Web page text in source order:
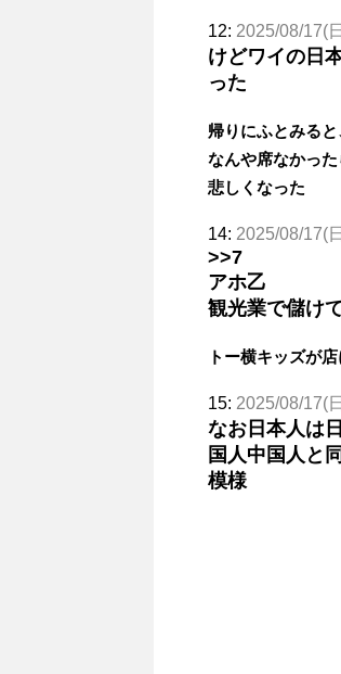
12: 2025/08/17(
けどワイの日
った
帰りにふとみる
なんや席なかっ
悲しくなった
14: 2025/08/17(
>>7
アホ乙
観光業で儲け
トー横キッズが
15: 2025/08/17(
なお日本人は
国人中国人と
模様